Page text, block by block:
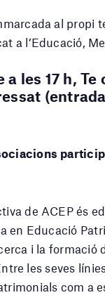
al propi
a l’Educació,
les 17 h,
de ACEP és
en Educació
i la formació
les seves
com a